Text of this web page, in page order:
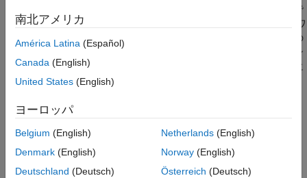
例
参照
拡張機能
バージョン履歴
単語埋め込み層は深層学習の長短期記憶 (LSTM) ネットワークで
使用します。LSTM ネットワークは、再帰型ニューラル ネットワ
ーク (RNN) の一種で、シーケンス データのタイム ステップ間の
長期的な依存関係を学習できます。単語埋め込み層は、単語イン
デックスのシーケンスを埋め込みベクトルにマッピングし、層に
学習させるときに単語の埋め込みを学習します。
この層は Deep Learning Toolbox™ を必要とします。
作成
南北アメリカ
América Latina (Español)
Canada (English)
United States (English)
ヨーロッパ
Belgium (English)
Denmark (English)
Deutschland (Deutsch)
Netherlands(English)
Norway(English)
Österreich (Deutsch)